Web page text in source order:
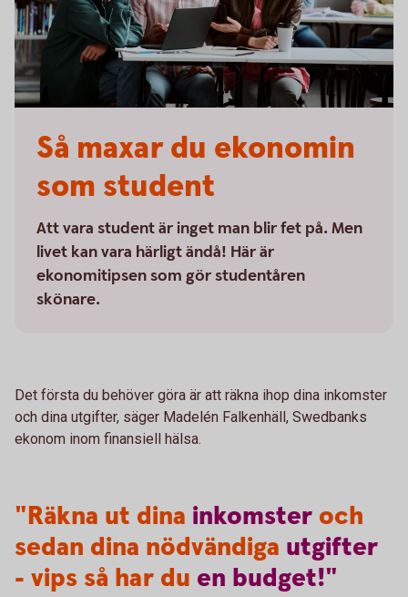
Så maxar du ekonomin
som student
Att vara student är inget man blir fet på. Men
livet kan vara härligt ändå! Här är
ekonomitipsen som gör studentåren
skönare.
Det första du behöver göra är att räkna ihop dina inkomster
och dina utgifter, säger Madelén Falkenhäll, Swedbanks
ekonom inom finansiell hälsa.
"Räkna ut dina inkomster och
sedan dina nödvändiga utgifter
- vips så har du en budget!"